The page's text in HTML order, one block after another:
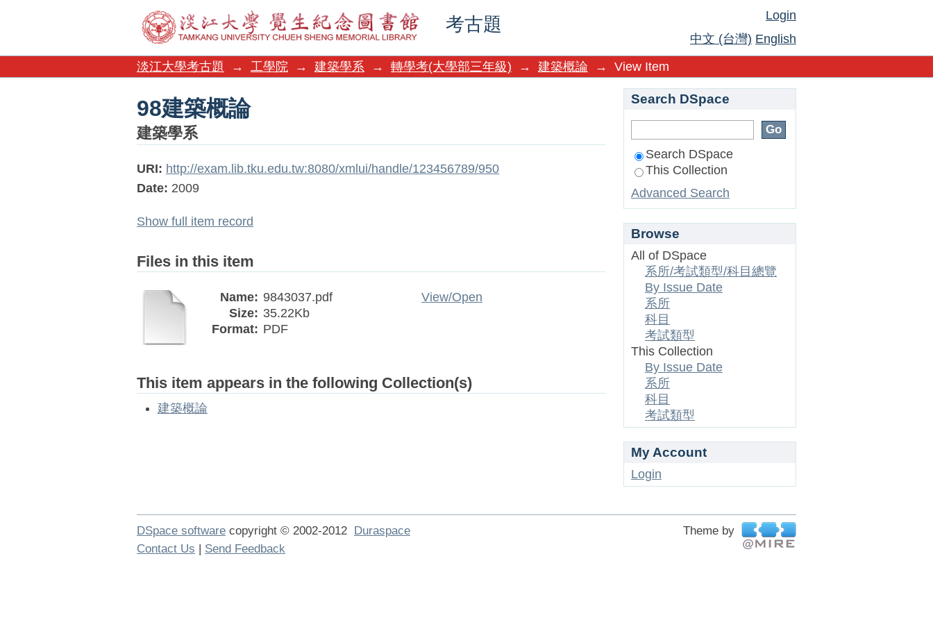
考古題
98建築概論
Login
中文 (台灣) English
淡江大學考古題
→ 工學院 → 建築學系 → 轉學考(大學部三年級) → 建築概論 → View Item
98建築概論
建築學系
URI: http://exam.lib.tku.edu.tw:8080/xmlui/handle/123456789/950
Date: 2009
Show full item record
Files in this item
Name: 9843037.pdf
Size: 35.22Kb
Format: PDF
View/Open
This item appears in the following Collection(s)
建築概論
Search DSpace
Search DSpace
This Collection
Advanced Search
Browse
All of DSpace
系所/考試類型/科目總覽
By Issue Date
系所
科目
考試類型
This Collection
By Issue Date
系所
科目
考試類型
My Account
Login
DSpace software copyright © 2002-2012 Duraspace
Theme by
Contact Us | Send Feedback